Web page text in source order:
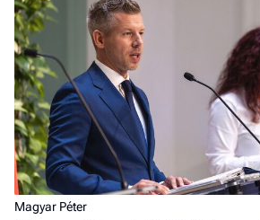
Magyar Péter